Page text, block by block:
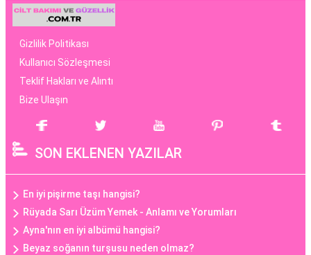
Gizlilik Politikası
Kullanıcı Sözleşmesi
Teklif Hakları ve Alıntı
Bize Ulaşın
SON EKLENEN YAZILAR
En iyi pişirme taşı hangisi?
Rüyada Sarı Üzüm Yemek - Anlamı ve Yorumları
Ayna'nın en iyi albümü hangisi?
Beyaz soğanın turşusu neden olmaz?